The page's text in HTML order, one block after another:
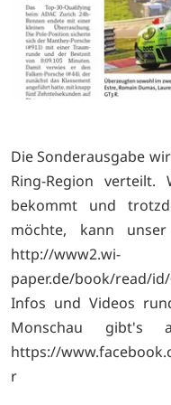
Die Sonderausgabe
Ring-Region verteilt.
bekommt und
möchte, kann
http://www2.wi-
paper.de/book/read/
Infos und Videos
Monschau gibt's
https://
r